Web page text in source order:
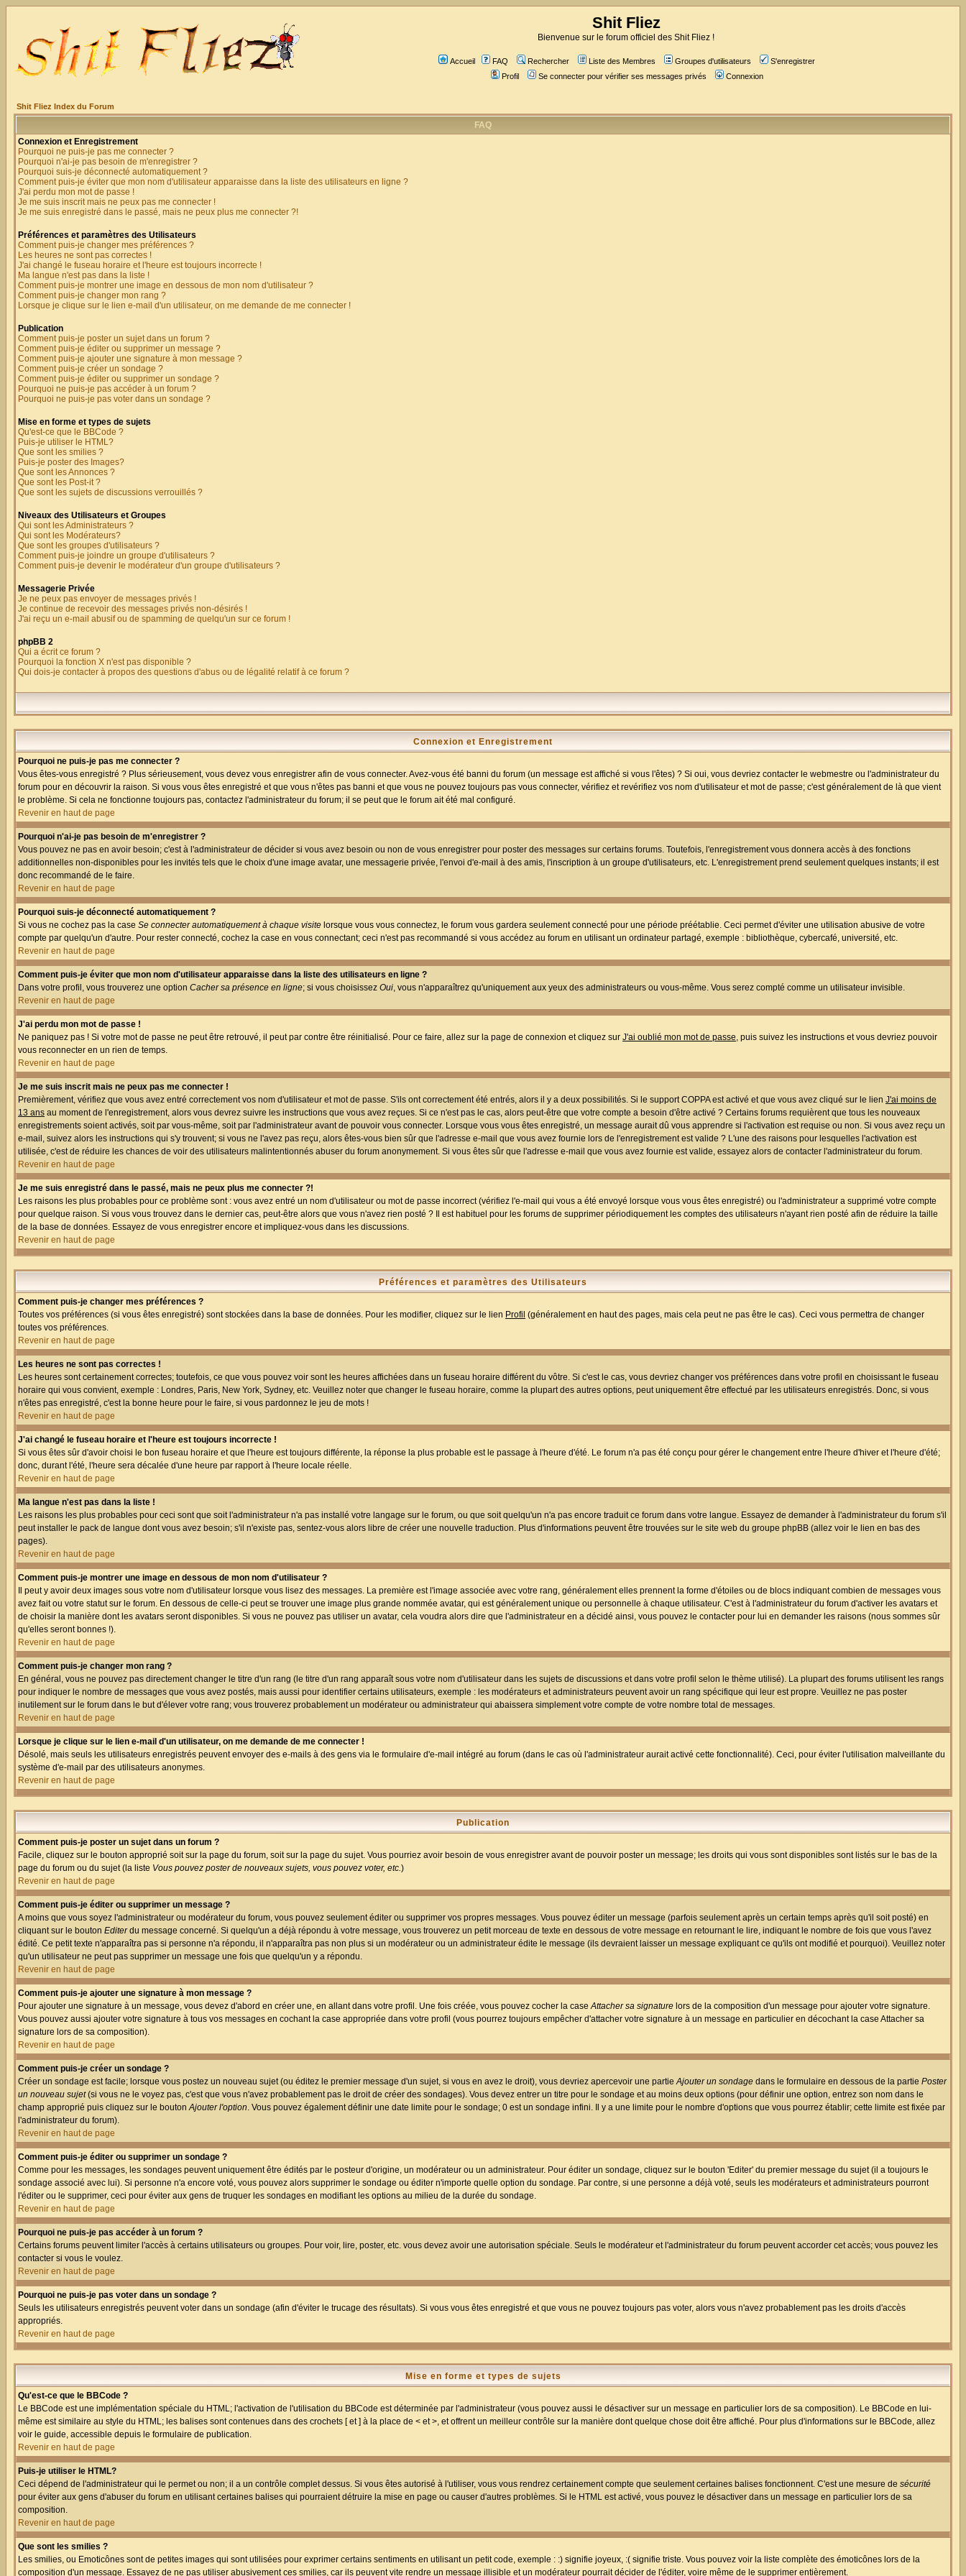
Shit Fliez
Bienvenue sur le forum officiel des Shit Fliez !
Accueil FAQ Rechercher Liste des Membres Groupes d'utilisateurs
S'enregistrer
Profil
Se connecter pour vérifier ses messages privés Connexion
Shit Fliez Index du Forum
FAQ
Connexion et Enregistrement
Pourquoi ne puis-je pas me connecter ?
Pourquoi n'ai-je pas besoin de m'enregistrer ?
Pourquoi suis-je déconnecté automatiquement ?
Comment puis-je éviter que mon nom d'utilisateur apparaisse dans la liste des utilisateurs en ligne ?
J'ai perdu mon mot de passe !
Je me suis inscrit mais ne peux pas me connecter !
Je me suis enregistré dans le passé, mais ne peux plus me connecter ?!
Préférences et paramètres des Utilisateurs
Comment puis-je changer mes préférences ?
Les heures ne sont pas correctes !
J'ai changé le fuseau horaire et l'heure est toujours incorrecte !
Ma langue n'est pas dans la liste !
Comment puis-je montrer une image en dessous de mon nom d'utilisateur ?
Comment puis-je changer mon rang ?
Lorsque je clique sur le lien e-mail d'un utilisateur, on me demande de me connecter !
Publication
Comment puis-je poster un sujet dans un forum ?
Comment puis-je éditer ou supprimer un message ?
Comment puis-je ajouter une signature à mon message ?
Comment puis-je créer un sondage ?
Comment puis-je éditer ou supprimer un sondage ?
Pourquoi ne puis-je pas accéder à un forum ?
Pourquoi ne puis-je pas voter dans un sondage ?
Mise en forme et types de sujets
Qu'est-ce que le BBCode ?
Puis-je utiliser le HTML?
Que sont les smilies ?
Puis-je poster des Images?
Que sont les Annonces ?
Que sont les Post-it ?
Que sont les sujets de discussions verrouillés ?
Niveaux des Utilisateurs et Groupes
Qui sont les Administrateurs ?
Qui sont les Modérateurs?
Que sont les groupes d'utilisateurs ?
Comment puis-je joindre un groupe d'utilisateurs ?
Comment puis-je devenir le modérateur d'un groupe d'utilisateurs ?
Messagerie Privée
Je ne peux pas envoyer de messages privés !
Je continue de recevoir des messages privés non-désirés !
J'ai reçu un e-mail abusif ou de spamming de quelqu'un sur ce forum !
phpBB 2
Qui a écrit ce forum ?
Pourquoi la fonction X n'est pas disponible ?
Qui dois-je contacter à propos des questions d'abus ou de légalité relatif à ce forum ?
Connexion et Enregistrement
Pourquoi ne puis-je pas me connecter ?
Vous êtes-vous enregistré ? Plus sérieusement, vous devez vous enregistrer afin de vous connecter. Avez-vous été banni du forum (un message est affiché si vous l'êtes) ? Si oui, vous devriez contacter le webmestre ou l'administrateur du
forum pour en découvrir la raison. Si vous vous êtes enregistré et que vous n'êtes pas banni et que vous ne pouvez toujours pas vous connecter, vérifiez et revérifiez vos nom d'utilisateur et mot de passe; c'est généralement de là que vient
le problème. Si cela ne fonctionne toujours pas, contactez l'administrateur du forum; il se peut que le forum ait été mal configuré.
Revenir en haut de page
Pourquoi n'ai-je pas besoin de m'enregistrer ?
Vous pouvez ne pas en avoir besoin; c'est à l'administrateur de décider si vous avez besoin ou non de vous enregistrer pour poster des messages sur certains forums. Toutefois, l'enregistrement vous donnera accès à des fonctions
additionnelles non-disponibles pour les invités tels que le choix d'une image avatar, une messagerie privée, l'envoi d'e-mail à des amis, l'inscription à un groupe d'utilisateurs, etc. L'enregistrement prend seulement quelques instants; il est
donc recommandé de le faire.
Revenir en haut de page
Pourquoi suis-je déconnecté automatiquement ?
Si vous ne cochez pas la case Se connecter automatiquement à chaque visite lorsque vous vous connectez, le forum vous gardera seulement connecté pour une période préétablie. Ceci permet d'éviter une utilisation abusive de votre
compte par quelqu'un d'autre. Pour rester connecté, cochez la case en vous connectant; ceci n'est pas recommandé si vous accédez au forum en utilisant un ordinateur partagé, exemple : bibliothèque, cybercafé, université, etc.
Revenir en haut de page
Comment puis-je éviter que mon nom d'utilisateur apparaisse dans la liste des utilisateurs en ligne ?
Dans votre profil, vous trouverez une option Cacher sa présence en ligne; si vous choisissez Oui, vous n'apparaîtrez qu'uniquement aux yeux des administrateurs ou vous-même. Vous serez compté comme un utilisateur invisible.
Revenir en haut de page
J'ai perdu mon mot de passe !
Ne paniquez pas ! Si votre mot de passe ne peut être retrouvé, il peut par contre être réinitialisé. Pour ce faire, allez sur la page de connexion et cliquez sur J'ai oublié mon mot de passe, puis suivez les instructions et vous devriez pouvoir
vous reconnecter en un rien de temps.
Revenir en haut de page
Je me suis inscrit mais ne peux pas me connecter !
Premièrement, vérifiez que vous avez entré correctement vos nom d'utilisateur et mot de passe. S'ils ont correctement été entrés, alors il y a deux possibilités. Si le support COPPA est activé et que vous avez cliqué sur le lien J'ai moins de
13 ans au moment de l'enregistrement, alors vous devrez suivre les instructions que vous avez reçues. Si ce n'est pas le cas, alors peut-être que votre compte a besoin d'être activé ? Certains forums requièrent que tous les nouveaux
enregistrements soient activés, soit par vous-même, soit par l'administrateur avant de pouvoir vous connecter. Lorsque vous vous êtes enregistré, un message aurait dû vous apprendre si l'activation est requise ou non. Si vous avez reçu un
e-mail, suivez alors les instructions qui s'y trouvent; si vous ne l'avez pas reçu, alors êtes-vous bien sûr que l'adresse e-mail que vous avez fournie lors de l'enregistrement est valide ? L'une des raisons pour lesquelles l'activation est
utilisée, c'est de réduire les chances de voir des utilisateurs malintentionnés abuser du forum anonymement. Si vous êtes sûr que l'adresse e-mail que vous avez fournie est valide, essayez alors de contacter l'administrateur du forum.
Revenir en haut de page
Je me suis enregistré dans le passé, mais ne peux plus me connecter ?!
Les raisons les plus probables pour ce problème sont : vous avez entré un nom d'utilisateur ou mot de passe incorrect (vérifiez l'e-mail qui vous a été envoyé lorsque vous vous êtes enregistré) ou l'administrateur a supprimé votre compte
pour quelque raison. Si vous vous trouvez dans le dernier cas, peut-être alors que vous n'avez rien posté ? Il est habituel pour les forums de supprimer périodiquement les comptes des utilisateurs n'ayant rien posté afin de réduire la taille
de la base de données. Essayez de vous enregistrer encore et impliquez-vous dans les discussions.
Revenir en haut de page
Préférences et paramètres des Utilisateurs
Comment puis-je changer mes préférences ?
Toutes vos préférences (si vous êtes enregistré) sont stockées dans la base de données. Pour les modifier, cliquez sur le lien Profil (généralement en haut des pages, mais cela peut ne pas être le cas). Ceci vous permettra de changer
toutes vos préférences.
Revenir en haut de page
Les heures ne sont pas correctes !
Les heures sont certainement correctes; toutefois, ce que vous pouvez voir sont les heures affichées dans un fuseau horaire différent du vôtre. Si c'est le cas, vous devriez changer vos préférences dans votre profil en choisissant le fuseau
horaire qui vous convient, exemple : Londres, Paris, New York, Sydney, etc. Veuillez noter que changer le fuseau horaire, comme la plupart des autres options, peut uniquement être effectué par les utilisateurs enregistrés. Donc, si vous
n'êtes pas enregistré, c'est la bonne heure pour le faire, si vous pardonnez le jeu de mots !
Revenir en haut de page
J'ai changé le fuseau horaire et l'heure est toujours incorrecte !
Si vous êtes sûr d'avoir choisi le bon fuseau horaire et que l'heure est toujours différente, la réponse la plus probable est le passage à l'heure d'été. Le forum n'a pas été conçu pour gérer le changement entre l'heure d'hiver et l'heure d'été;
donc, durant l'été, l'heure sera décalée d'une heure par rapport à l'heure locale réelle.
Revenir en haut de page
Ma langue n'est pas dans la liste !
Les raisons les plus probables pour ceci sont que soit l'administrateur n'a pas installé votre langage sur le forum, ou que soit quelqu'un n'a pas encore traduit ce forum dans votre langue. Essayez de demander à l'administrateur du forum s'il
peut installer le pack de langue dont vous avez besoin; s'il n'existe pas, sentez-vous alors libre de créer une nouvelle traduction. Plus d'informations peuvent être trouvées sur le site web du groupe phpBB (allez voir le lien en bas des
pages).
Revenir en haut de page
Comment puis-je montrer une image en dessous de mon nom d'utilisateur ?
Il peut y avoir deux images sous votre nom d'utilisateur lorsque vous lisez des messages. La première est l'image associée avec votre rang, généralement elles prennent la forme d'étoiles ou de blocs indiquant combien de messages vous
avez fait ou votre statut sur le forum. En dessous de celle-ci peut se trouver une image plus grande nommée avatar, qui est généralement unique ou personnelle à chaque utilisateur. C'est à l'administrateur du forum d'activer les avatars et
de choisir la manière dont les avatars seront disponibles. Si vous ne pouvez pas utiliser un avatar, cela voudra alors dire que l'administrateur en a décidé ainsi, vous pouvez le contacter pour lui en demander les raisons (nous sommes sûr
qu'elles seront bonnes !).
Revenir en haut de page
Comment puis-je changer mon rang ?
En général, vous ne pouvez pas directement changer le titre d'un rang (le titre d'un rang apparaît sous votre nom d'utilisateur dans les sujets de discussions et dans votre profil selon le thème utilisé). La plupart des forums utilisent les rangs
pour indiquer le nombre de messages que vous avez postés, mais aussi pour identifier certains utilisateurs, exemple : les modérateurs et administrateurs peuvent avoir un rang spécifique qui leur est propre. Veuillez ne pas poster
inutilement sur le forum dans le but d'élever votre rang; vous trouverez probablement un modérateur ou administrateur qui abaissera simplement votre compte de votre nombre total de messages.
Revenir en haut de page
Lorsque je clique sur le lien e-mail d'un utilisateur, on me demande de me connecter !
Désolé, mais seuls les utilisateurs enregistrés peuvent envoyer des e-mails à des gens via le formulaire d'e-mail intégré au forum (dans le cas où l'administrateur aurait activé cette fonctionnalité). Ceci, pour éviter l'utilisation malveillante du
système d'e-mail par des utilisateurs anonymes.
Revenir en haut de page
Publication
Comment puis-je poster un sujet dans un forum ?
Facile, cliquez sur le bouton approprié soit sur la page du forum, soit sur la page du sujet. Vous pourriez avoir besoin de vous enregistrer avant de pouvoir poster un message; les droits qui vous sont disponibles sont listés sur le bas de la
page du forum ou du sujet (la liste Vous pouvez poster de nouveaux sujets, vous pouvez voter, etc.)
Revenir en haut de page
Comment puis-je éditer ou supprimer un message ?
A moins que vous soyez l'administrateur ou modérateur du forum, vous pouvez seulement éditer ou supprimer vos propres messages. Vous pouvez éditer un message (parfois seulement après un certain temps après qu'il soit posté) en
cliquant sur le bouton Editerdu message concerné. Si quelqu'un a déjà répondu à votre message, vous trouverez un petit morceau de texte en dessous de votre message en retournant le lire, indiquant le nombre de fois que vous l'avez
édité. Ce petit texte n'apparaîtra pas si personne n'a répondu, il n'apparaîtra pas non plus si un modérateur ou un administrateur édite le message (ils devraient laisser un message expliquant ce qu'ils ont modifié et pourquoi). Veuillez noter
qu'un utilisateur ne peut pas supprimer un message une fois que quelqu'un y a répondu.
Revenir en haut de page
Comment puis-je ajouter une signature à mon message ?
Pour ajouter une signature à un message, vous devez d'abord en créer une, en allant dans votre profil. Une fois créée, vous pouvez cocher la caseAttacher sa signature lors de la composition d'un message pour ajouter votre signature.
Vous pouvez aussi ajouter votre signature à tous vos messages en cochant la case appropriée dans votre profil (vous pourrez toujours empêcher d'attacher votre signature à un message en particulier en décochant la case Attacher sa
signature lors de sa composition).
Revenir en haut de page
Comment puis-je créer un sondage ?
Créer un sondage est facile; lorsque vous postez un nouveau sujet (ou éditez le premier message d'un sujet, si vous en avez le droit), vous devriez apercevoir une partieAjouter un sondage dans le formulaire en dessous de la partie Poster
un nouveau sujet(si vous ne le voyez pas, c'est que vous n'avez probablement pas le droit de créer des sondages). Vous devez entrer un titre pour le sondage et au moins deux options (pour définir une option, entrez son nom dans le
champ approprié puis cliquez sur le boutonAjouter l'option. Vous pouvez également définir une date limite pour le sondage; 0 est un sondage infini. Il y a une limite pour le nombre d'options que vous pourrez établir; cette limite est fixée par
l'administrateur du forum).
Revenir en haut de page
Comment puis-je éditer ou supprimer un sondage ?
Comme pour les messages, les sondages peuvent uniquement être édités par le posteur d'origine, un modérateur ou un administrateur. Pour éditer un sondage, cliquez sur le bouton 'Editer' du premier message du sujet (il a toujours le
sondage associé avec lui). Si personne n'a encore voté, vous pouvez alors supprimer le sondage ou éditer n'importe quelle option du sondage. Par contre, si une personne a déjà voté, seuls les modérateurs et administrateurs pourront
l'éditer ou le supprimer, ceci pour éviter aux gens de truquer les sondages en modifiant les options au milieu de la durée du sondage.
Revenir en haut de page
Pourquoi ne puis-je pas accéder à un forum ?
Certains forums peuvent limiter l'accès à certains utilisateurs ou groupes. Pour voir, lire, poster, etc. vous devez avoir une autorisation spéciale. Seuls le modérateur et l'administrateur du forum peuvent accorder cet accès; vous pouvez les
contacter si vous le voulez.
Revenir en haut de page
Pourquoi ne puis-je pas voter dans un sondage ?
Seuls les utilisateurs enregistrés peuvent voter dans un sondage (afin d'éviter le trucage des résultats). Si vous vous êtes enregistré et que vous ne pouvez toujours pas voter, alors vous n'avez probablement pas les droits d'accès
appropriés.
Revenir en haut de page
Mise en forme et types de sujets
Qu'est-ce que le BBCode ?
Le BBCode est une implémentation spéciale du HTML; l'activation de l'utilisation du BBCode est déterminée par l'administrateur (vous pouvez aussi le désactiver sur un message en particulier lors de sa composition). Le BBCode en lui-
même est similaire au style du HTML; les balises sont contenues dans des crochets [ et ] à la place de < et >, et offrent un meilleur contrôle sur la manière dont quelque chose doit être affiché. Pour plus d'informations sur le BBCode, allez
voir le guide, accessible depuis le formulaire de publication.
Revenir en haut de page
Puis-je utiliser le HTML?
Ceci dépend de l'administrateur qui le permet ou non; il a un contrôle complet dessus. Si vous êtes autorisé à l'utiliser, vous vous rendrez certainement compte que seulement certaines balises fonctionnent. C'est une mesure de sécurité
pour éviter aux gens d'abuser du forum en utilisant certaines balises qui pourraient détruire la mise en page ou causer d'autres problèmes. Si le HTML est activé, vous pouvez le désactiver dans un message en particulier lors de sa
composition.
Revenir en haut de page
Que sont les smilies ?
Les smilies, ou Emoticônes sont de petites images qui sont utilisées pour exprimer certains sentiments en utilisant un petit code, exemple : :) signifie joyeux, :( signifie triste. Vous pouvez voir la liste complète des émoticônes lors de la
composition d'un message. Essayez de ne pas utiliser abusivement ces smilies, car ils peuvent vite rendre un message illisible et un modérateur pourrait décider de l'éditer, voire même de le supprimer entièrement.